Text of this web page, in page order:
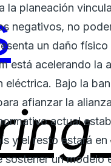
la planeación
negativos, no
un daño
está acelerando
eléctrica. Bajo la
afianzar la
actual
y el resto estará
sostener un modelo